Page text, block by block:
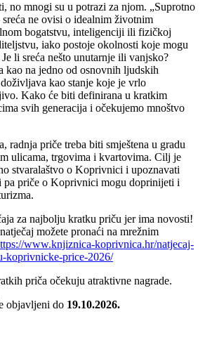
no mnogi su u potrazi za njom. „Suprotno
ne ovisi o idealnim životnim
bogatstvu, inteligenciji ili fizičkoj
iako postoje okolnosti koje mogu
li sreća nešto unutarnje ili vanjsko?
kao na jedno od osnovnih ljudskih
kao stanje koje je vrlo
Kako će biti definirana u kratkim
svih generacija i očekujemo mnoštvo
radnja priče treba biti smještena u gradu
ulicama, trgovima i kvartovima. Cilj je
stvaralaštvo o Koprivnici i upoznavati
pa priče o Koprivnici mogu doprinijeti i
za najbolju kratku priču jer ima novosti!
možete pronaći na mrežnim
www.knjiznica-koprivnica.hr/natjecaj-
koprivnicke-price-2026/
priča očekuju atraktivne nagrade.
objavljeni do 19.10.2026.